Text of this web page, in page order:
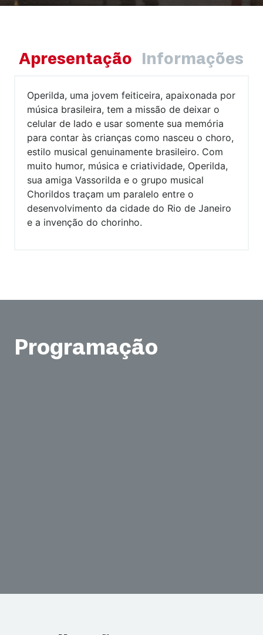
Apresentação Informações
Operilda, uma jovem feiticeira, apaixonada por
música brasileira, tem a missão de deixar o
celular de lado e usar somente sua memória
para contar às crianças como nasceu o choro,
estilo musical genuinamente brasileiro. Com
muito humor, música e criatividade, Operilda,
sua amiga Vassorilda e o grupo musical
Chorildos traçam um paralelo entre o
desenvolvimento da cidade do Rio de Janeiro
e a invenção do chorinho.
Programação